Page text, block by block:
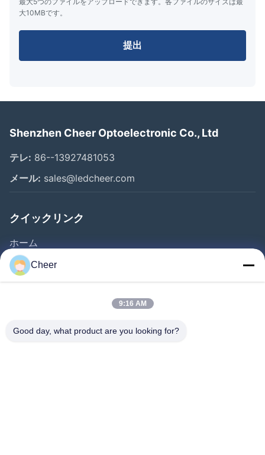
大10MBです。
提出
Shenzhen Cheer Optoelectronic Co., Ltd
テレ: 86--13927481053
メール: sales@ledcheer.com
クイックリンク
ホーム
製品
企業情報
品質管理
Cheer
9:16 AM
Good day, what product are you looking for?